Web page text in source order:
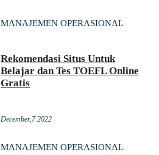
MANAJEMEN OPERASIONAL
Rekomendasi Situs Untuk
Belajar dan Tes TOEFL Online
Gratis
December,7 2022
MANAJEMEN OPERASIONAL